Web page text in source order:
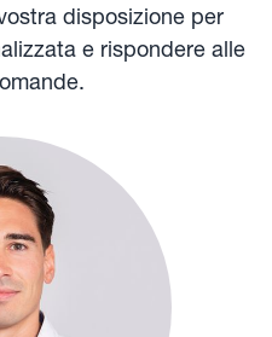
disposizione per
e rispondere alle